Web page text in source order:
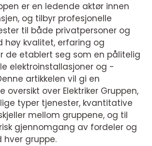
er en ledende aktør innen
og tilbyr profesjonelle
til både privatpersoner og
høy kvalitet, erfaring og
de etablert seg som en pålitelig
elektroinstallasjoner og -
artikkelen vil gi en
oversikt over Elektriker Gruppen,
typer tjenester, kvantitative
mellom gruppene, og til
gjennomgang av fordeler og
hver gruppe.